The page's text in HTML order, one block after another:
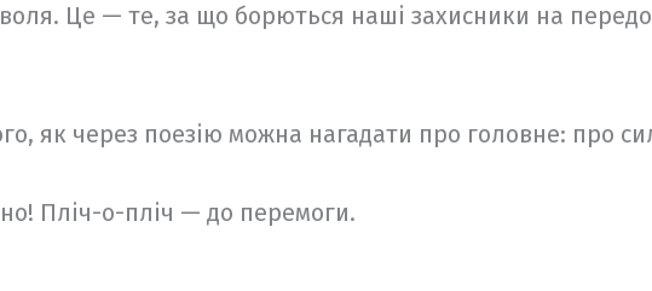
воля. Це — те, за що борються наші захисники на
як через поезію можна нагадати про головне: про
Пліч-о-пліч — до перемоги.